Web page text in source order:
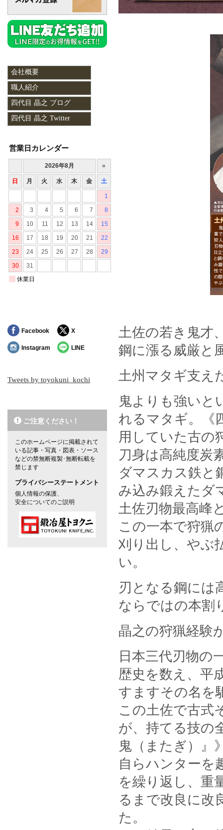
土佐の若き鬼才
鋼に漲る威厳と
土州マタギ支え
鬼よりも強いと
れるマタギ。《
用していた古の
刀身は高純度炭
ダマスカス鉄と
み込み鍛えたダ
土佐刃物最高峰
この一本で狩猟
刈り出し、やぶ
い。
刃となる鋼には
ならではの本割
晶之の狩猟経験
日本三代刃物の
歴史を数え、平
すますその名を
この土佐で古式
が、持てる技の
鬼（またぎ）』
自らハンターを
を繰り返し、重
るまで改良に改
た。
会社概要
職人紹介
四代目 晶之 ブログ
四代目 晶之 Twitter
営業日カレンダー
Facebook X
Instagram LINE
Tweets by toyokuni_kochi
ご注意ください！
このホームページに掲載されて
いる記事・写真・図表・ソース
などの禁無断複製･無断転載を
禁じます
プライバシーステートメント
個人情報の保護、
安全についてのご説明